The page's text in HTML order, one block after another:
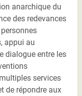
anarchique du
des redevances
appui au
dialogue entre les
services
de répondre aux